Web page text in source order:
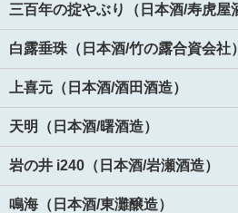
三百年の掟やぶり（日本酒/寿虎屋
白露垂珠（日本酒/竹の露合資会社）
上喜元（日本酒/酒田酒造）
天明（日本酒/曙酒造）
岩の井 i240（日本酒/岩瀬酒造）
鳴海（日本酒/東灘醸造）